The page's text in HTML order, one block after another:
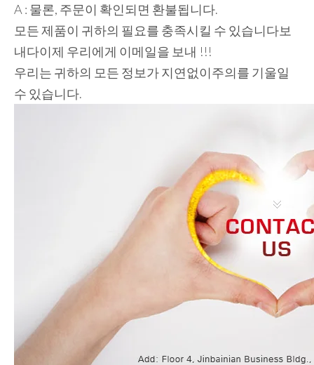
A : 물론, 주문이 확인되면 환불됩니다.
모든 제품이 귀하의 필요를 충족시킬 수 있습니다보
내다이제 우리에게 이메일을 보내 !!!
우리는 귀하의 모든 정보가 지연없이주의를 기울일
수 있습니다.